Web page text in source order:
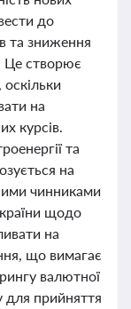
до
та зниження
Це створює
на
курсів.
та
на
чинниками
щодо
на
що вимагає
валютної
для прийняття